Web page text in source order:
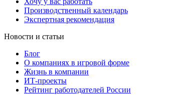
Производственный календарь
Экспертная рекомендация
Новости и статьи
Блог
О компаниях в игровой форме
Жизнь в компании
ИТ-проекты
Рейтинг работодателей России